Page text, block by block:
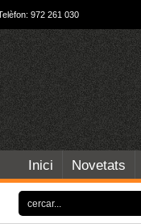
972 261 030
Inici Novetats